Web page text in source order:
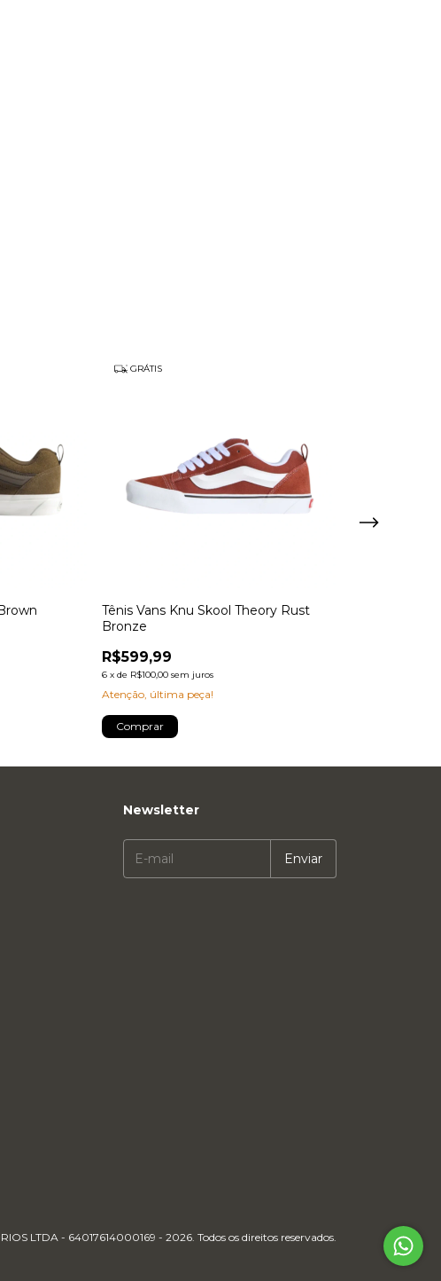
GRÁTIS
Tênis Vans Knu Skool Theory Rust
Bronze
R$599,99
6 x de R$100,00 sem juros
Atenção, última peça!
Comprar
Newsletter
LTDA - 64017614000169 - 2026. Todos os direitos reservados.